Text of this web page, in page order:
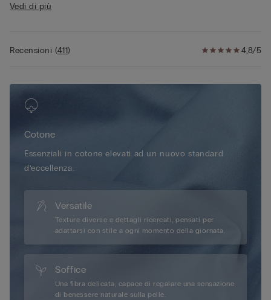
• 100% cotone
Vedi di più
4,8/5
Recensioni(411)
Cotone
Essenziali in cotone elevati ad un nuovo standard
d’eccellenza.
Versatile
Texture diverse e dettagli ricercati, pensati per
adattarsi con stile a ogni momento della giornata.
Soffice
Una fibra delicata, capace di regalare una sensazione
di benessere naturale sulla pelle.